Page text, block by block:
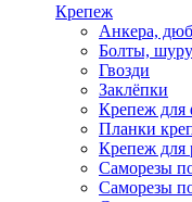
Крепеж
Анкера,
Болты,
Гвозди
Заклёпки
Крепеж для
Планки
Крепеж для
Саморезы
Саморезы